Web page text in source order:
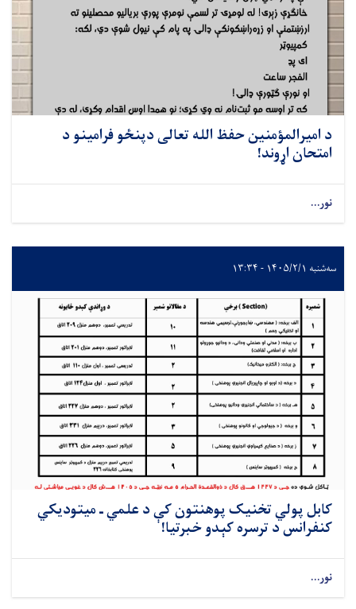
د امیرالمؤمنین حفظ الله تعالی دپنځو فرامینو د
امتحان اړوند!
نور...
سه‌شنبه ۱۴۰۵/۲/۱ - ۱۳:۳۴
کابل پولي تخنیک پوهنتون کې د علمي ـ میتودیکي
کنفرانس د ترسره کېدو خبرتیا!
نور...